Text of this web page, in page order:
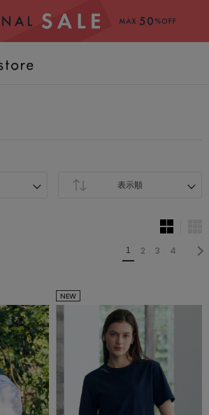
表示順
1 2 3 4
NEW